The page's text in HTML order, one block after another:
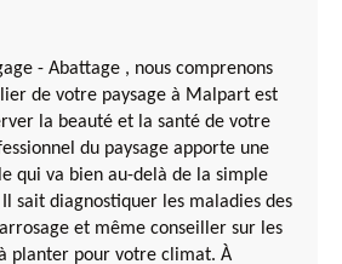
- Abattage , nous comprenons
de votre paysage à Malpart est
la beauté et la santé de votre
du paysage apporte une
qui va bien au-delà de la simple
sait diagnostiquer les maladies des
et même conseiller sur les
planter pour votre climat. À